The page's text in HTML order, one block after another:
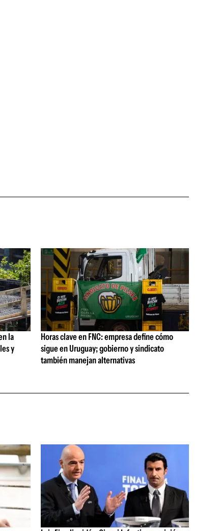
la
y
Horas clave en FNC: empresa define cómo
sigue en Uruguay; gobierno y sindicato
también manejan alternativas